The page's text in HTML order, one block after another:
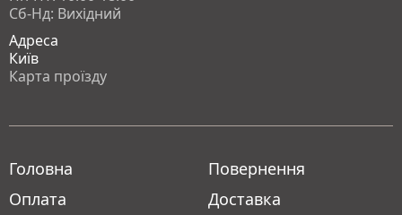
Сб-Нд: Вихідний
Адреса
Київ
Карта проїзду
Головна
Оплата
Повернення
Доставка